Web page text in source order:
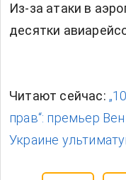
Из-за атаки в
десятки
Читают сейчас:
прав“: премьер
Украине